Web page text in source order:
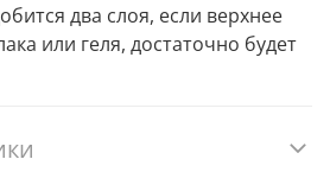
два слоя, если верхнее
или геля, достаточно будет